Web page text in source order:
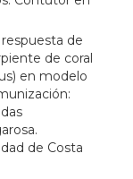
de
de coral
en modelo
de Costa